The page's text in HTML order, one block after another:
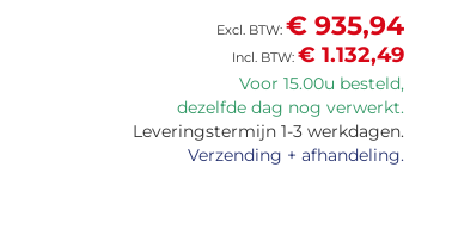
€ 1.132,49
€ 935,94
Voor 15.00u besteld,
dezelfde dag nog verwerkt.
Leveringstermijn 1-3 werkdagen.
Verzending + afhandeling.